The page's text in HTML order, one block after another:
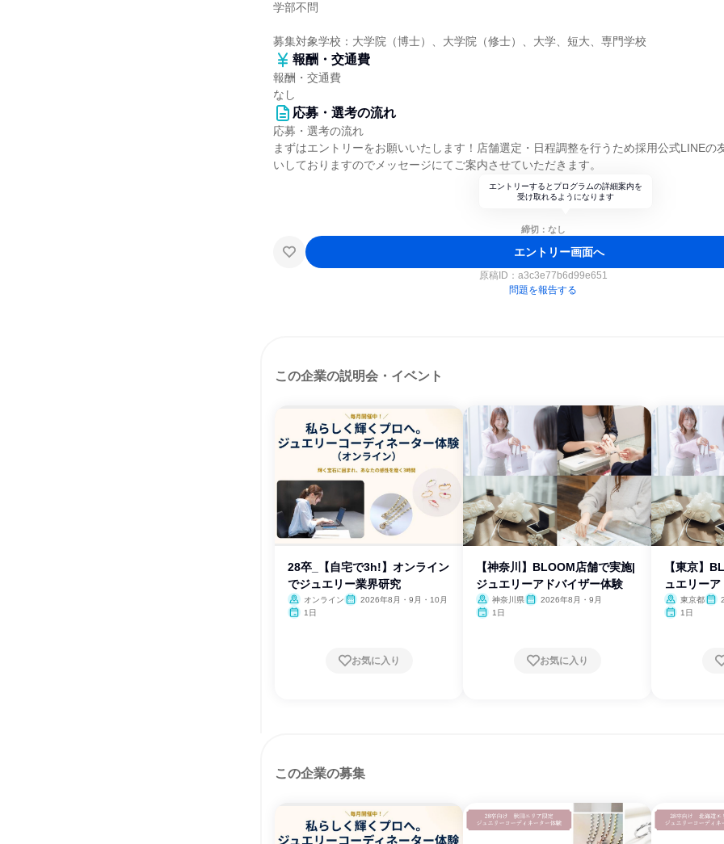
学部不問
募集対象学校：大学院（博士）、大学院（修士）、大学、短大、専門学校
報酬・交通費
報酬・交通費
なし
応募・選考の流れ
応募・選考の流れ
まずはエントリーをお願いいたします！店舗選定・日程調整を行うため採用公式LINEの
いしておりますのでメッセージにてご案内させていただきます。
エントリーするとプログラムの詳細案内を
受け取れるようになります
締切：なし
エントリー画面へ
原稿ID： a3c3e77b6d99e651
問題を報告する
この企業の説明会・イベント
28卒_【自宅で3h!】オンライン
でジュエリー業界研究
オンライン
2026年8月・9月・10月
1日
お気に入り
【神奈川】BLOOM店舗で実施|
ジュエリーアドバイザー体験
神奈川県
2026年8月・9月
1日
お気に入り
【東京】
ュエリー
東京都
1日
この企業の募集